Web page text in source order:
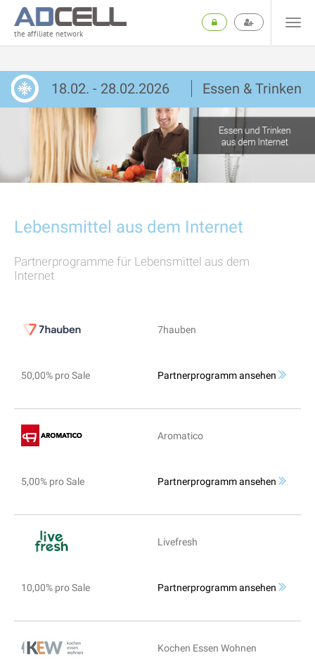
the affiliate network
18.02. - 28.02.2026 Essen & Trinken
Lebensmittel aus dem Internet
Partnerprogramme für Lebensmittel aus dem
Internet
7hauben
50,00% pro Sale Partnerprogramm ansehen
Aromatico
5,00% pro Sale Partnerprogramm ansehen
Livefresh
10,00% pro Sale Partnerprogramm ansehen
Kochen Essen Wohnen